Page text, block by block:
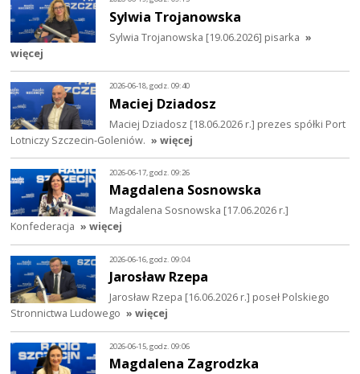
Sylwia Trojanowska
Sylwia Trojanowska [19.06.2026] pisarka »
więcej
2026-06-18, godz. 09:40
Maciej Dziadosz
Maciej Dziadosz [18.06.2026 r.] prezes spółki Port
Lotniczy Szczecin-Goleniów. » więcej
2026-06-17, godz. 09:26
Magdalena Sosnowska
Magdalena Sosnowska [17.06.2026 r.]
Konfederacja » więcej
2026-06-16, godz. 09:04
Jarosław Rzepa
Jarosław Rzepa [16.06.2026 r.] poseł Polskiego
Stronnictwa Ludowego » więcej
2026-06-15, godz. 09:06
Magdalena Zagrodzka